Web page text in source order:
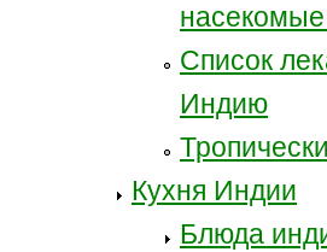
Список
Индию
Кухня Индии
Блюда